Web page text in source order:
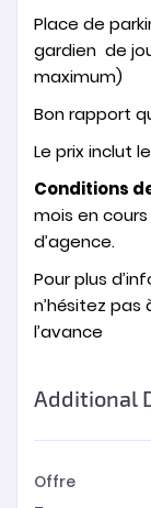
Place de
gardien de
maximum)
Bon rapport
Le prix inclut
Conditions
mois en
d’agence.
Pour plus
n’hésitez
l’avance
Additional
Offre